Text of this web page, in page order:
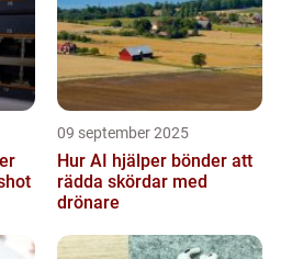
09 september 2025
Hur AI hjälper bönder att
rädda skördar med
drönare